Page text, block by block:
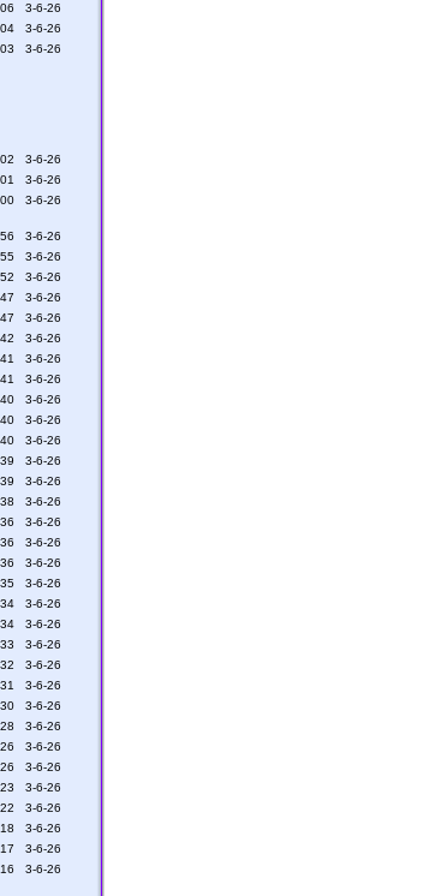
3-6-26 22:06
3-6-26 22:04
3-6-26 22:03
3-6-26 22:02
3-6-26 22:01
3-6-26 22:00
3-6-26 21:56
3-6-26 21:55
3-6-26 21:52
3-6-26 21:47
3-6-26 21:47
3-6-26 21:42
3-6-26 21:41
3-6-26 21:41
3-6-26 21:40
3-6-26 21:40
3-6-26 21:40
3-6-26 21:39
3-6-26 21:39
3-6-26 21:38
3-6-26 21:36
3-6-26 21:36
3-6-26 21:36
3-6-26 21:35
3-6-26 21:34
3-6-26 21:34
3-6-26 21:33
3-6-26 21:32
3-6-26 21:31
3-6-26 21:30
3-6-26 21:28
3-6-26 21:26
3-6-26 21:26
3-6-26 21:23
3-6-26 21:22
3-6-26 21:18
3-6-26 21:17
3-6-26 21:16